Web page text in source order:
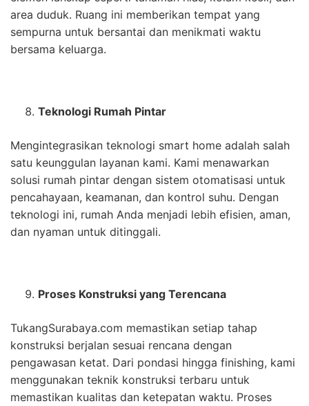
area duduk. Ruang ini memberikan tempat yang
sempurna untuk bersantai dan menikmati waktu
bersama keluarga.
Teknologi Rumah Pintar
Mengintegrasikan teknologi smart home adalah salah
satu keunggulan layanan kami. Kami menawarkan
solusi rumah pintar dengan sistem otomatisasi untuk
pencahayaan, keamanan, dan kontrol suhu. Dengan
teknologi ini, rumah Anda menjadi lebih efisien, aman,
dan nyaman untuk ditinggali.
Proses Konstruksi yang Terencana
TukangSurabaya.com memastikan setiap tahap
konstruksi berjalan sesuai rencana dengan
pengawasan ketat. Dari pondasi hingga finishing, kami
menggunakan teknik konstruksi terbaru untuk
memastikan kualitas dan ketepatan waktu. Proses